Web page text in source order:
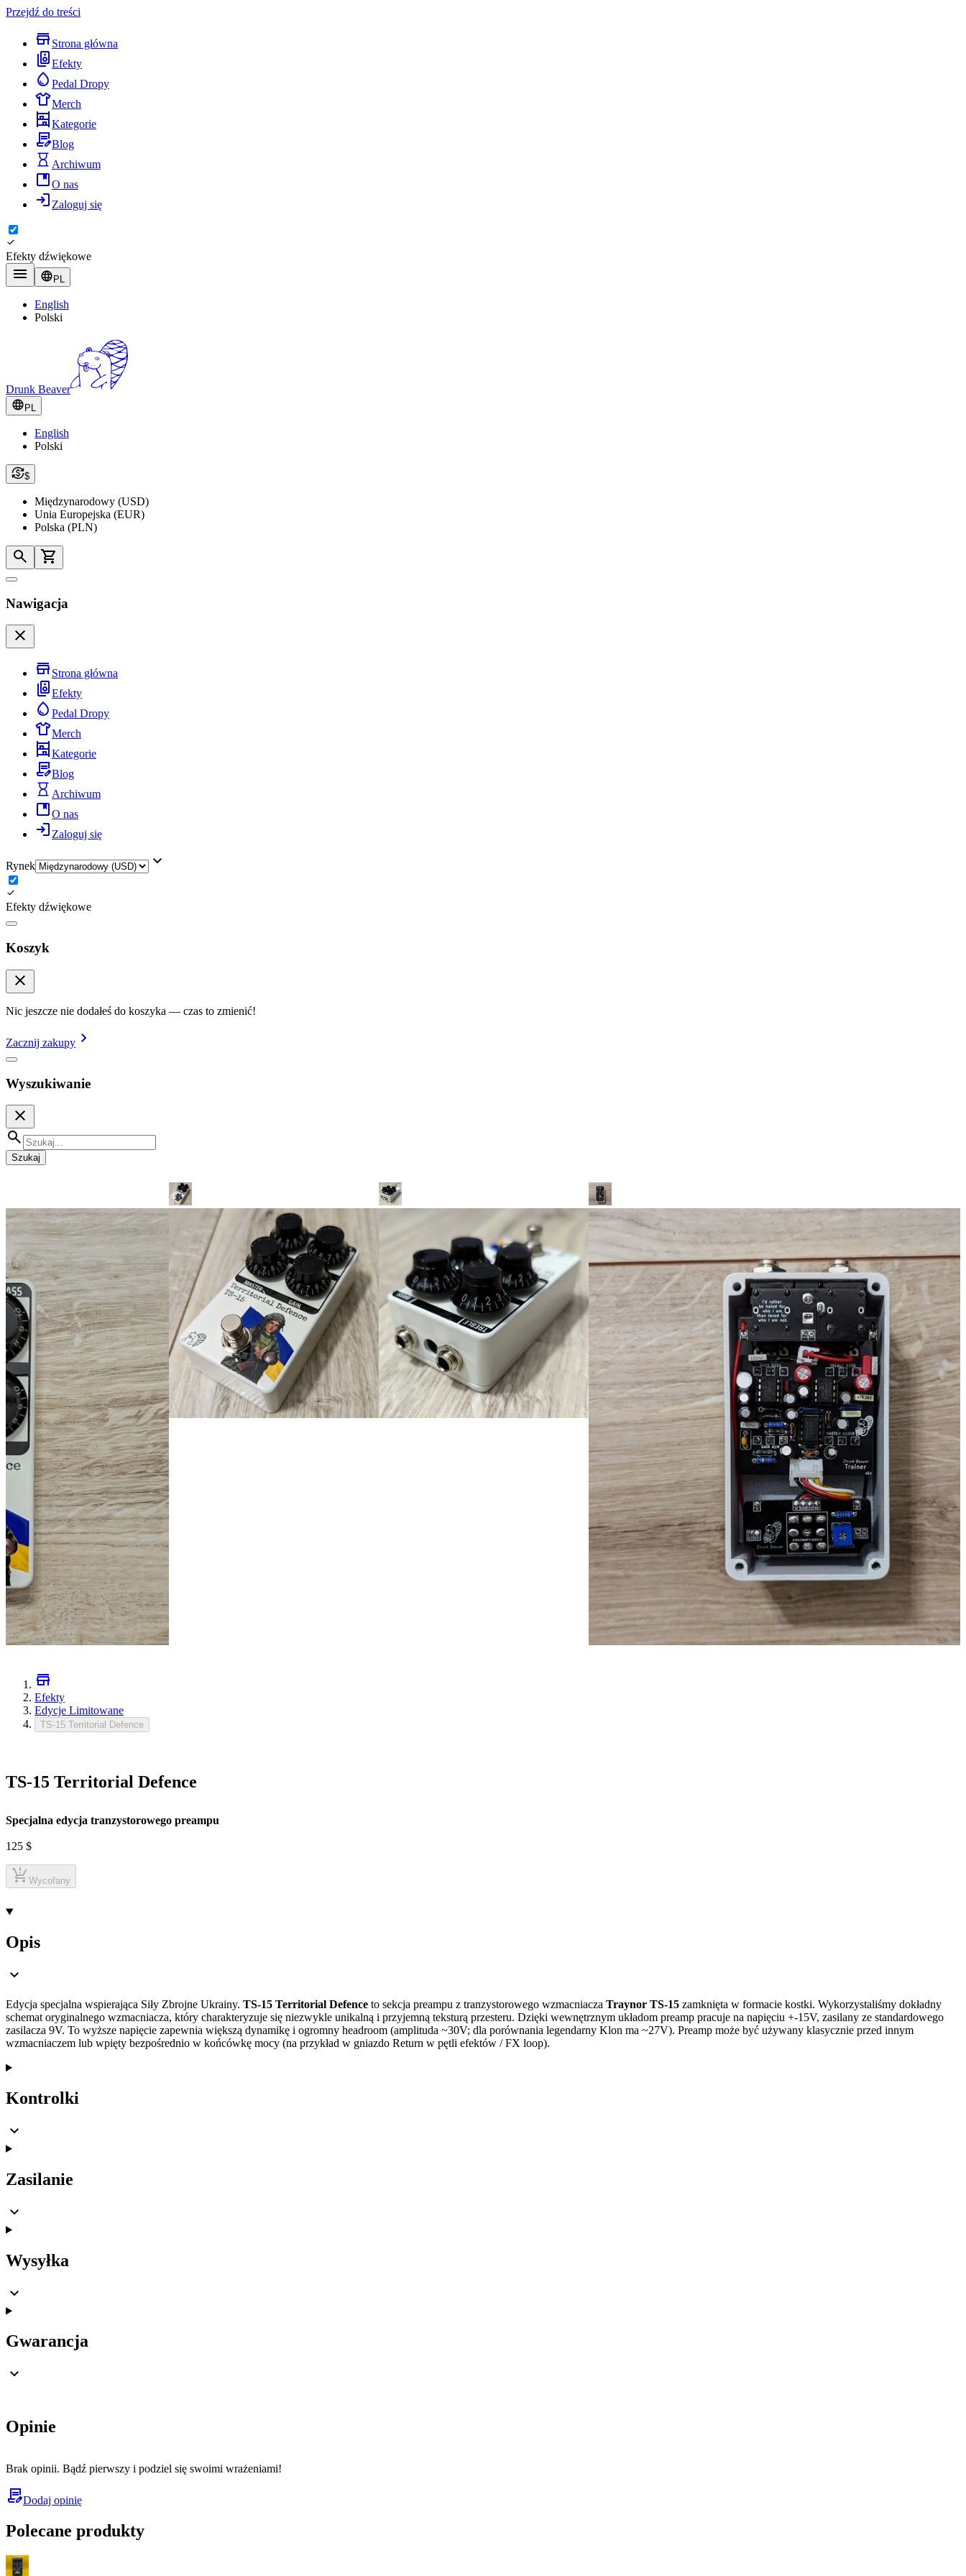
Przejdź do treści
Strona główna
Efekty
Pedal Dropy
Merch
Kategorie
Blog
Archiwum
O nas
Zaloguj się
Efekty dźwiękowe
PL
English
Polski
Drunk Beaver
PL
English
Polski
$
Międzynarodowy (USD)
Unia Europejska (EUR)
Polska (PLN)
Nawigacja
Strona główna
Efekty
Pedal Dropy
Merch
Kategorie
Blog
Archiwum
O nas
Zaloguj się
Rynek
Efekty dźwiękowe
Koszyk
Nic jeszcze nie dodałeś do koszyka — czas to zmienić!
Zacznij zakupy
Wyszukiwanie
Szukaj
Efekty
Edycje Limitowane
TS-15 Territorial Defence
TS-15 Territorial Defence
Specjalna edycja tranzystorowego preampu
125 $
Wycofany
Opis
Edycja specjalna wspierająca Siły Zbrojne Ukrainy. TS-15 Territorial Defence to sekcja preampu z tranzystorowego wzmacniacza Traynor TS-15 zamknięta w formacie kostki. Wykorzystaliśmy dokładny
schemat oryginalnego wzmacniacza, który charakteryzuje się niezwykle unikalną i przyjemną teksturą przesteru. Dzięki wewnętrznym układom preamp pracuje na napięciu +-15V, zasilany ze standardowego
zasilacza 9V. To wyższe napięcie zapewnia większą dynamikę i ogromny headroom (amplituda ~30V; dla porównania legendarny Klon ma ~27V). Preamp może być używany klasycznie przed innym
wzmacniaczem lub wpięty bezpośrednio w końcówkę mocy (na przykład w gniazdo Return w pętli efektów / FX loop).
Kontrolki
Zasilanie
Wysyłka
Gwarancja
Opinie
Brak opinii. Bądź pierwszy i podziel się swoimi wrażeniami!
Dodaj opinię
Polecane produkty